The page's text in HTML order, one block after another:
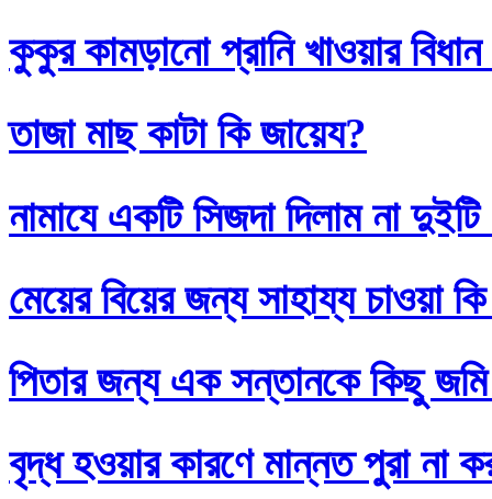
কুকুর কামড়ানো প্রানি খাওয়ার
তাজা মাছ কাটা কি জায়েয?
নামাযে একটি সিজদা দিলাম না
মেয়ের বিয়ের জন্য সাহায্য চাওয়া
পিতার জন্য এক সন্তানকে কিছু জমি
বৃদ্ধ হওয়ার কারণে মান্নত পুরা না